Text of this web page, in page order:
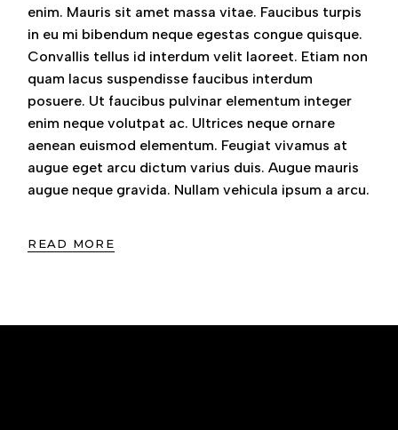
enim. Mauris sit amet massa vitae. Faucibus turpis
in eu mi bibendum neque egestas congue quisque.
Convallis tellus id interdum velit laoreet. Etiam non
quam lacus suspendisse faucibus interdum
posuere. Ut faucibus pulvinar elementum integer
enim neque volutpat ac. Ultrices neque ornare
aenean euismod elementum. Feugiat vivamus at
augue eget arcu dictum varius duis. Augue mauris
augue neque gravida. Nullam vehicula ipsum a arcu.
READ MORE